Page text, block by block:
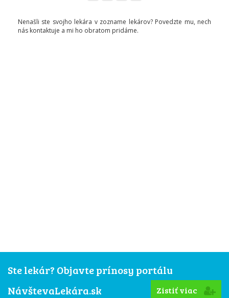
Nenašli ste svojho lekára v zozname lekárov? Povedzte mu, nech
nás kontaktuje a mi ho obratom pridáme.
Ste lekár? Objavte prínosy portálu
NávštevaLekára.sk
Zistiť viac